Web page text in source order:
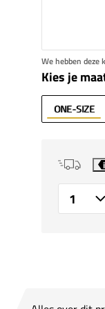
We hebben deze
Kies je
ONE-SIZE
i